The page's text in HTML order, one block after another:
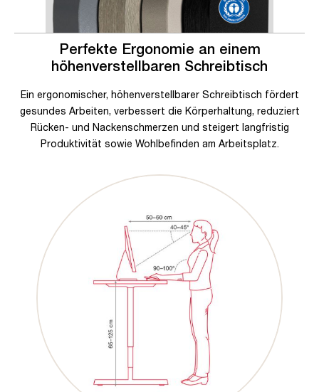
Perfekte Ergonomie an einem
höhenverstellbaren Schreibtisch
Ein ergonomischer, höhenverstellbarer Schreibtisch fördert
gesundes Arbeiten, verbessert die Körperhaltung, reduziert
Rücken- und Nackenschmerzen und steigert langfristig
Produktivität sowie Wohlbefinden am Arbeitsplatz.